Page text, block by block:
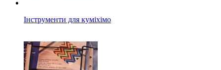
Інструменти для куміхімо